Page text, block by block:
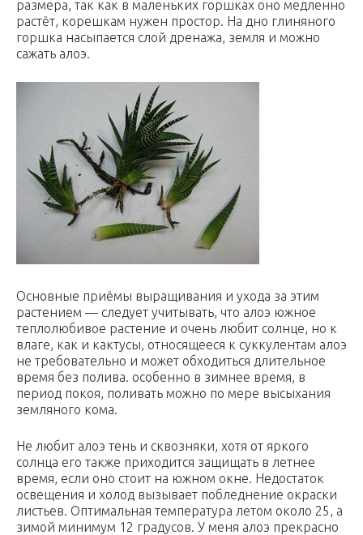
размера, так как в маленьких горшках оно медленно
растёт, корешкам нужен простор. На дно глиняного
горшка насыпается слой дренажа, земля и можно
сажать алоэ.
Основные приёмы выращивания и ухода за этим
растением — следует учитывать, что алоэ южное
теплолюбивое растение и очень любит солнце, но к
влаге, как и кактусы, относящееся к суккулентам алоэ
не требовательно и может обходиться длительное
время без полива. особенно в зимнее время, в
период покоя, поливать можно по мере высыхания
земляного кома.
Не любит алоэ тень и сквозняки, хотя от яркого
солнца его также приходится защищать в летнее
время, если оно стоит на южном окне. Недостаток
освещения и холод вызывает побледнение окраски
листьев. Оптимальная температура летом около 25, а
зимой минимум 12 градусов. У меня алоэ прекрасно